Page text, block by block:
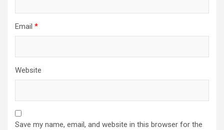
Email *
Website
Save my name, email, and website in this browser for the